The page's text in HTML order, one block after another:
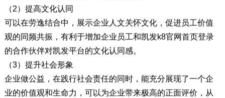
（2）提高文化认同
可以在劳逸结合中，展示企业人文关怀文化，促进员工价值
观的同频共振，有利于增加企业员工和凯发k8官网首页登录
的合作伙伴对凯发平台的文化认同感。
（3）提升社会形象
企业做公益，在践行社会责任的同时，能充分展现了一个企
业的价值观和生命力，可以为企业带来极高的正面评价，从